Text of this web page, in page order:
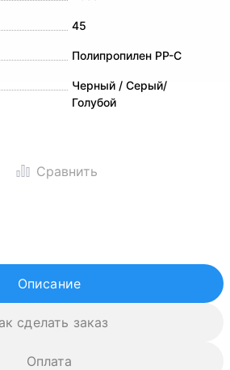
45
Полипропилен PP-C
Черный / Серый/
Голубой
Описание
сделать заказ
Оплата